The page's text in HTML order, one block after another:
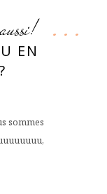
EN
sommes